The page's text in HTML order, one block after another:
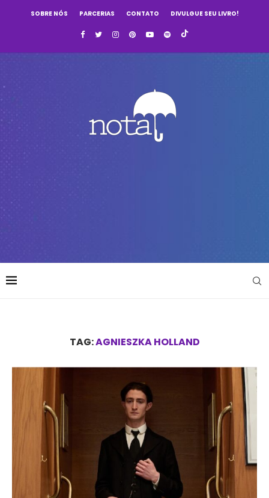
SOBRE NÓS PARCERIAS CONTATO DIVULGUE SEU LIVRO!
TAG:AGNIESZKA HOLLAND